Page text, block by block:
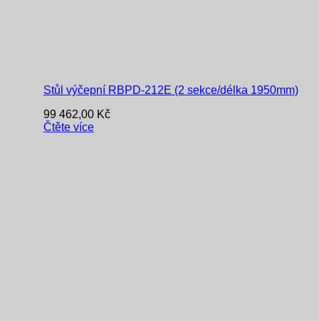
Stůl výčepní RBPD-212E (2 sekce/délka 1950mm)
99 462,00 Kč
Čtěte více